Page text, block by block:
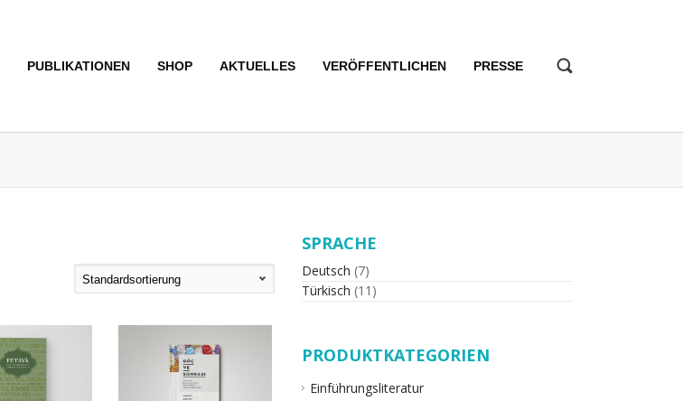
PUBLIKATIONEN SHOP AKTUELLES VERÖFFENTLICHEN PRESSE
SPRACHE
Deutsch (7)
Türkisch (11)
PRODUKTKATEGORIEN
Einführungsliteratur